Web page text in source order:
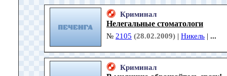
Криминал
Нелегальные стоматологи
№ 2105 (28.02.2009) | Никель | ...
Криминал